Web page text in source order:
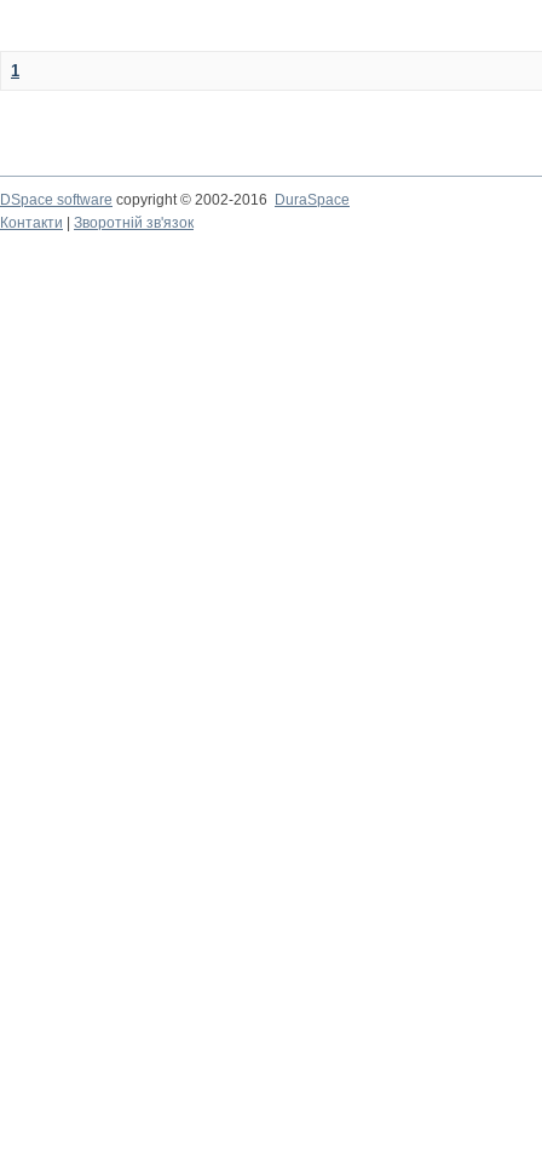
1
DSpace software copyright © 2002-2016
DuraSpace
Контакти
Зворотній зв'язок